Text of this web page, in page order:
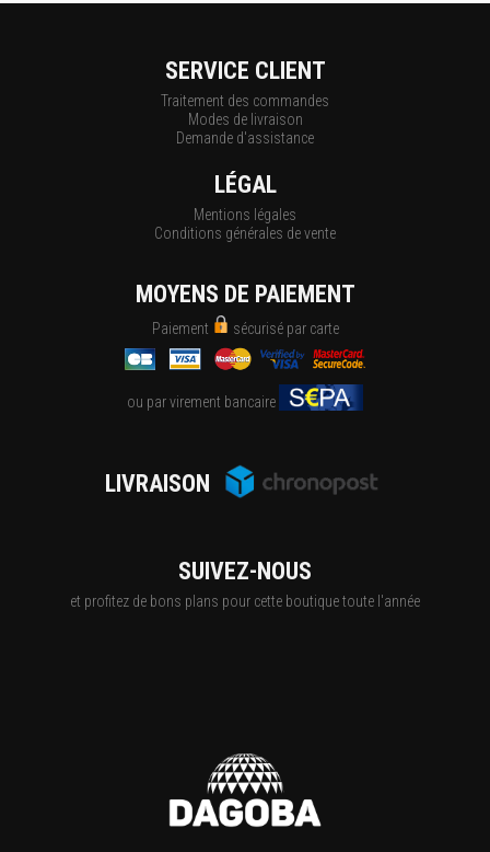
SERVICE CLIENT
Traitement des commandes
Modes de livraison
Demande d'assistance
LÉGAL
Mentions légales
Conditions générales de vente
MOYENS DE PAIEMENT
Paiement sécurisé par carte
ou par virement bancaire
LIVRAISON
SUIVEZ-NOUS
et profitez de bons plans pour cette boutique toute l'année